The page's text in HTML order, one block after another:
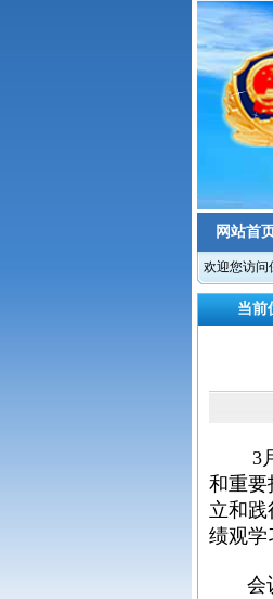
网站首
欢迎您访问
当前
3月
和重要
立和
绩观学
会议